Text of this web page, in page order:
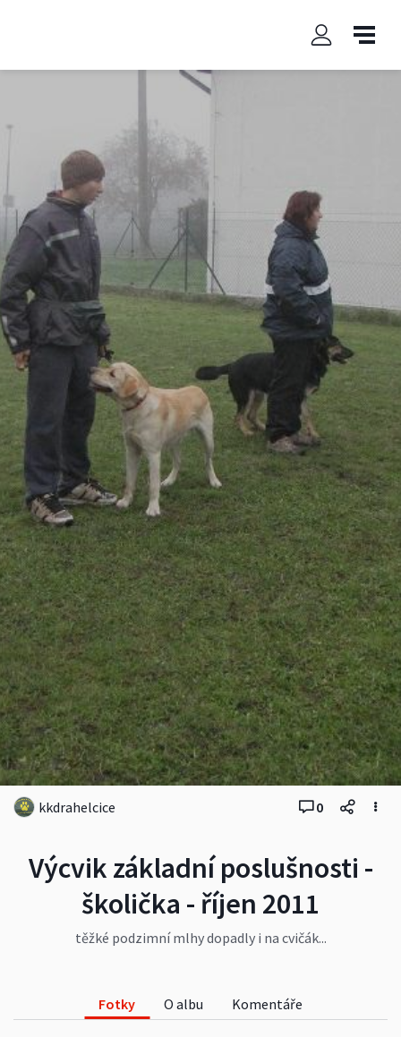
Výcvik základní poslušnosti -
školička - říjen 2011
těžké podzimní mlhy dopadly i na cvičák...
kkdrahelcice 0
Fotky O albu Komentáře